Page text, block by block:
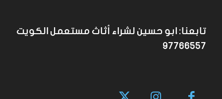
تابعنا: ابو حسين لشراء أثاث مستعمل الكويت
97766557